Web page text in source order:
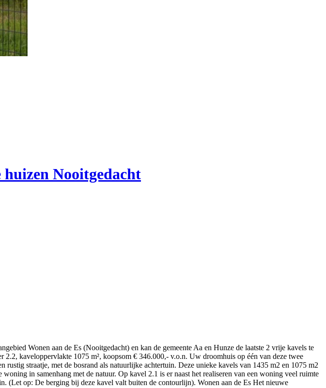
huizen Nooitgedacht
Wonen aan de Es (Nooitgedacht) en kan de gemeente Aa en Hunze de laatste 2 vrije kavels te
kaveloppervlakte 1075 m², koopsom € 346.000,- v.o.n. Uw droomhuis op één van deze twee
straatje, met de bosrand als natuurlijke achtertuin. Deze unieke kavels van 1435 m2 en 1075 m2
in samenhang met de natuur. Op kavel 2.1 is er naast het realiseren van een woning veel ruimte
(Let op: De berging bij deze kavel valt buiten de contourlijn). Wonen aan de Es Het nieuwe